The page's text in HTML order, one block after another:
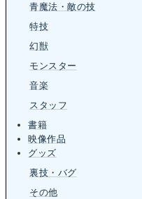
青魔法・敵の技
特技
幻獣
モンスター
音楽
スタッフ
書籍
映像作品
グッズ
裏技・バグ
その他